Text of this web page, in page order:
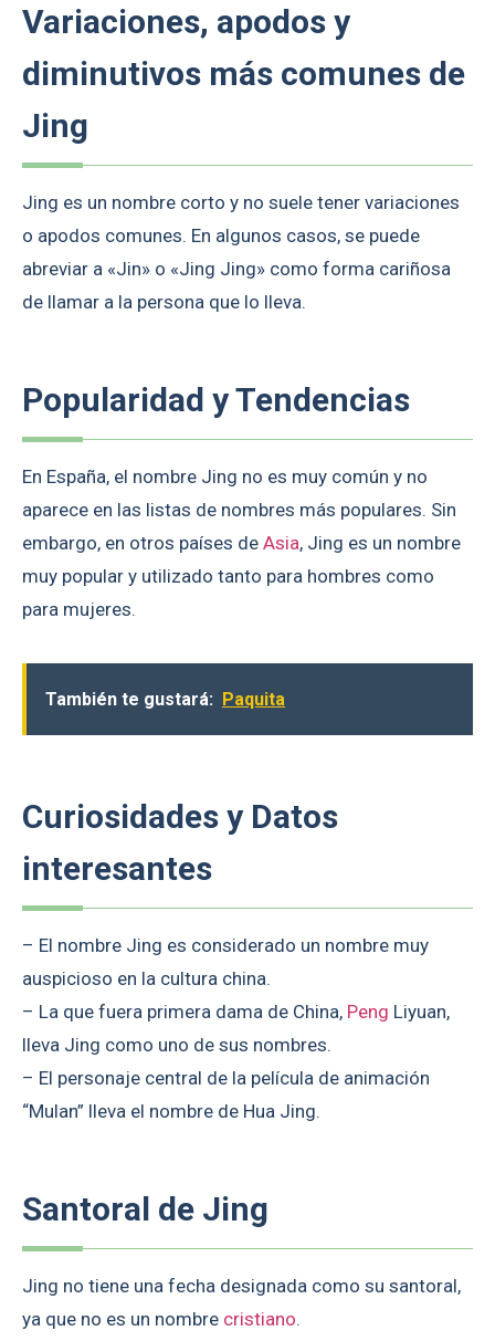
Variaciones, apodos y
diminutivos más comunes de
Jing
Jing es un nombre corto y no suele tener variaciones
o apodos comunes. En algunos casos, se puede
abreviar a «Jin» o «Jing Jing» como forma cariñosa
de llamar a la persona que lo lleva.
Popularidad y Tendencias
En España, el nombre Jing no es muy común y no
aparece en las listas de nombres más populares. Sin
embargo, en otros países de Asia, Jing es un nombre
muy popular y utilizado tanto para hombres como
para mujeres.
También te gustará: Paquita
Curiosidades y Datos
interesantes
– El nombre Jing es considerado un nombre muy
auspicioso en la cultura china.
– La que fuera primera dama de China, Peng Liyuan,
lleva Jing como uno de sus nombres.
– El personaje central de la película de animación
“Mulan” lleva el nombre de Hua Jing.
Santoral de Jing
Jing no tiene una fecha designada como su santoral,
ya que no es un nombre cristiano.